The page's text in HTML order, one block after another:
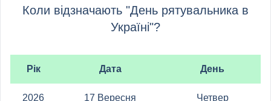
Коли відзначають "День рятувальника в
Україні"?
Рік Дата День
2026 17 Вересня Четвер